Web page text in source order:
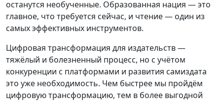
останутся необученные. Образованная нация — это
главное, что требуется сейчас, и чтение — один из
самых эффективных инструментов.
Цифровая трансформация для издательств —
тяжёлый и болезненный процесс, но с учётом
конкуренции с платформами и развития самиздата
это уже необходимость. Чем быстрее мы пройдём
цифровую трансформацию, тем в более выгодной